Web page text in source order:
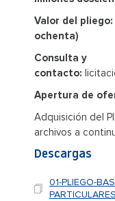
Valor del
ochenta)
Consulta y
contacto:
Apertura de
Adquisición del
archivos a
Descargas
01-PLIEGO-